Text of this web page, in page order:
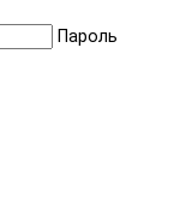
Пароль